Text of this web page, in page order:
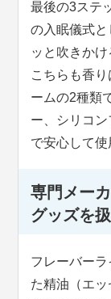
最後の3ステ
の入眠儀式と
ッと吹きか
こちらも香
ームの2種類
ー、シリコ
で安心して使
専門メー
グッズを
フレーバー
た精油（エ